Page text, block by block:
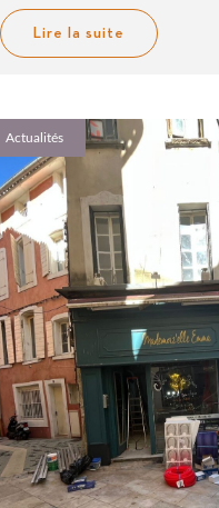
Lire la suite
Actualités